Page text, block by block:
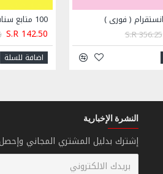
S.R 356.25
100 متابع سناب شات - خليجي
S.R 142.50
اضافة للسلة
النشرة الإخبارية
إشترك بدليل المشتري المجاني